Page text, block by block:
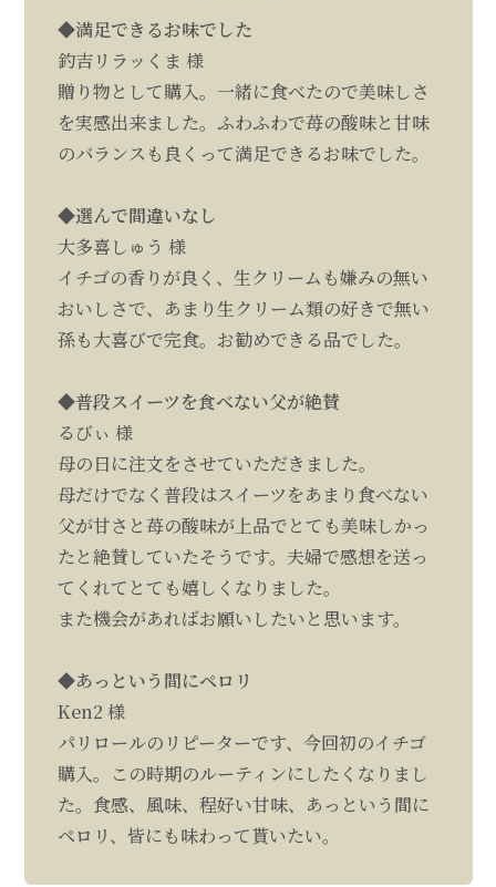
◆満足できるお味でした
釣吉リラッくま 様
贈り物として購入。一緒に食べたので美味しさ
を実感出来ました。ふわふわで苺の酸味と甘味
のバランスも良くって満足できるお味でした。
◆選んで間違いなし
大多喜しゅう 様
イチゴの香りが良く、生クリームも嫌みの無い
おいしさで、あまり生クリーム類の好きで無い
孫も大喜びで完食。お勧めできる品でした。
◆普段スイーツを食べない父が絶賛
るびぃ 様
母の日に注文をさせていただきました。
母だけでなく普段はスイーツをあまり食べない
父が甘さと苺の酸味が上品でとても美味しかっ
たと絶賛していたそうです。夫婦で感想を送っ
てくれてとても嬉しくなりました。
また機会があればお願いしたいと思います。
◆あっという間にペロリ
Ken2 様
パリロールのリピーターです、今回初のイチゴ
購入。この時期のルーティンにしたくなりまし
た。食感、風味、程好い甘味、あっという間に
ペロリ、皆にも味わって貰いたい。